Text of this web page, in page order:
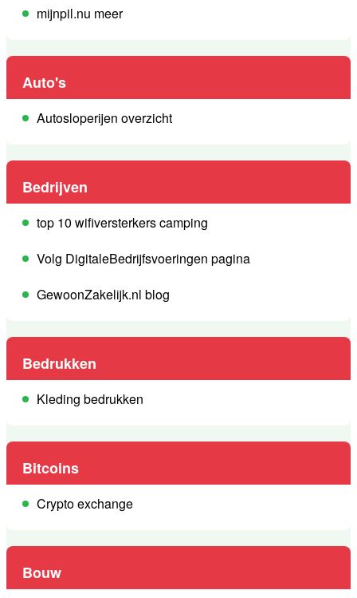
mijnpil.nu meer
Auto's
Autosloperijen overzicht
Bedrijven
top 10 wifiversterkers camping
Volg DigitaleBedrijfsvoeringen pagina
GewoonZakelijk.nl blog
Bedrukken
Kleding bedrukken
Bitcoins
Crypto exchange
Bouw